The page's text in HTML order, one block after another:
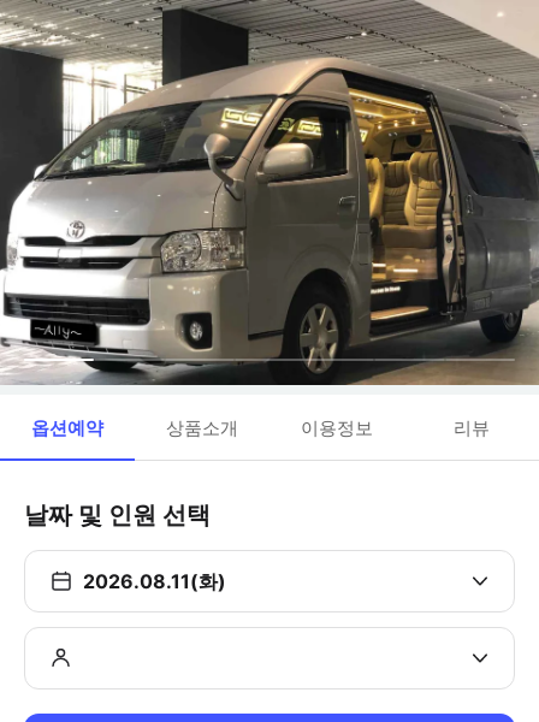
옵션예약 상품소개 이용정보 리뷰
날짜 및 인원 선택
2026.08.11(화)